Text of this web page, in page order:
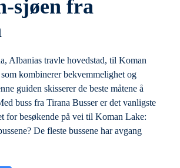
sjøen fra
Albanias travle hovedstad, til Koman
kombinerer bekvemmelighet og
guiden skisserer de beste måtene å
buss fra Tirana Busser er det vanligste
for besøkende på vei til Koman Lake:
De fleste bussene har avgang